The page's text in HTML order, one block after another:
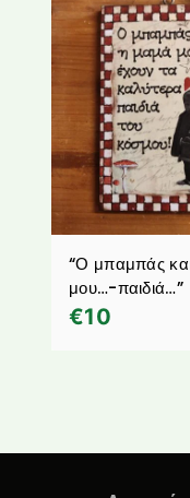
“Ο μπαμπάς
μου…-παιδιά…”
€10